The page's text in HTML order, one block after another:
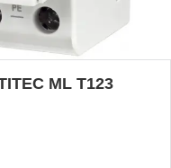
ML T123